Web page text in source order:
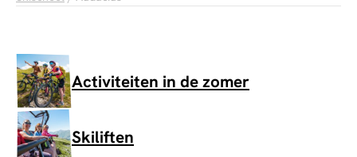
Activiteiten in de zomer
Skiliften